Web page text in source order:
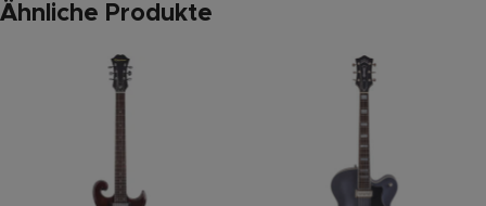
Ähnliche Produkte